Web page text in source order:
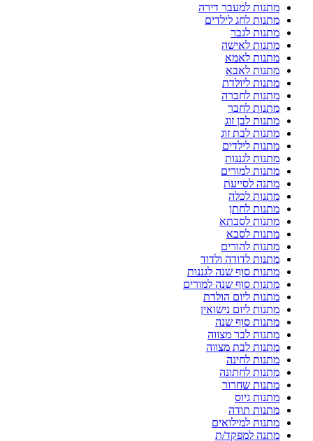
מתנות למעבר דירה
מתנות לחג לילדים
מתנות לגבר
מתנות לאישה
מתנות לאמא
מתנות לאבא
מתנות ליולדת
מתנות לחברה
מתנות לחבר
מתנות לבן זוג
מתנות לבת זוג
מתנות לילדים
מתנות לגננות
מתנות למורים
מתנה לסייעת
מתנות לכלה
מתנות לחתן
מתנות לסבתא
מתנות לסבא
מתנות להורים
מתנות לדודה ולדוד
מתנות סוף שנה לגננות
מתנות סוף שנה למורים
מתנות ליום הולדת
מתנות ליום נישואין
מתנות סוף שנה
מתנות לבר מצווה
מתנות לבת מצווה
מתנות לחינה
מתנות לחתונה
מתנות שחרור
מתנות גיוס
מתנות תודה
מתנות למילואים
מתנה למפקד/ת